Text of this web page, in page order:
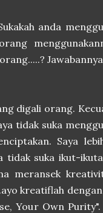
anda
digali orang.
tidak suka
Saya
tidak suka ikut-
meransek
kreatiflah
Your Own Purity".